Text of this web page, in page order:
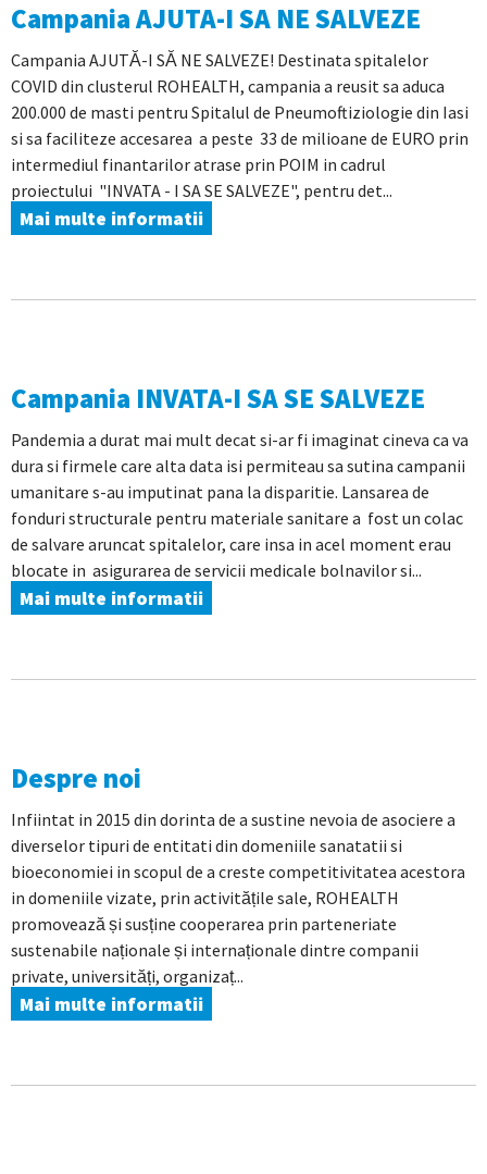
Campania AJUTA-I SA NE SALVEZE
Campania AJUTĂ-I SĂ NE SALVEZE! Destinata spitalelor
COVID din clusterul ROHEALTH, campania a reusit sa aduca
200.000 de masti pentru Spitalul de Pneumoftiziologie din Iasi
si sa faciliteze accesarea a peste 33 de milioane de EURO prin
intermediul finantarilor atrase prin POIM in cadrul
proiectului "INVATA - I SA SE SALVEZE", pentru det...
Mai multe informatii
Campania INVATA-I SA SE SALVEZE
Pandemia a durat mai mult decat si-ar fi imaginat cineva ca va
dura si firmele care alta data isi permiteau sa sutina campanii
umanitare s-au imputinat pana la disparitie. Lansarea de
fonduri structurale pentru materiale sanitare a fost un colac
de salvare aruncat spitalelor, care insa in acel moment erau
blocate in asigurarea de servicii medicale bolnavilor si...
Mai multe informatii
Despre noi
Infiintat in 2015 din dorinta de a sustine nevoia de asociere a
diverselor tipuri de entitati din domeniile sanatatii si
bioeconomiei in scopul de a creste competitivitatea acestora
in domeniile vizate, prin activitățile sale, ROHEALTH
promovează și susține cooperarea prin parteneriate
sustenabile naționale și internaționale dintre companii
private, universități, organizaț...
Mai multe informatii